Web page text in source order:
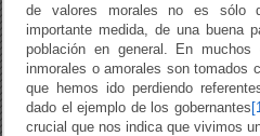
de valores morales no es sólo
importante medida, de una buena
población en general. En muchos
inmorales o amorales son tomados
que hemos ido perdiendo
dado el ejemplo de los gobernantes
crucial que nos indica que vivimos